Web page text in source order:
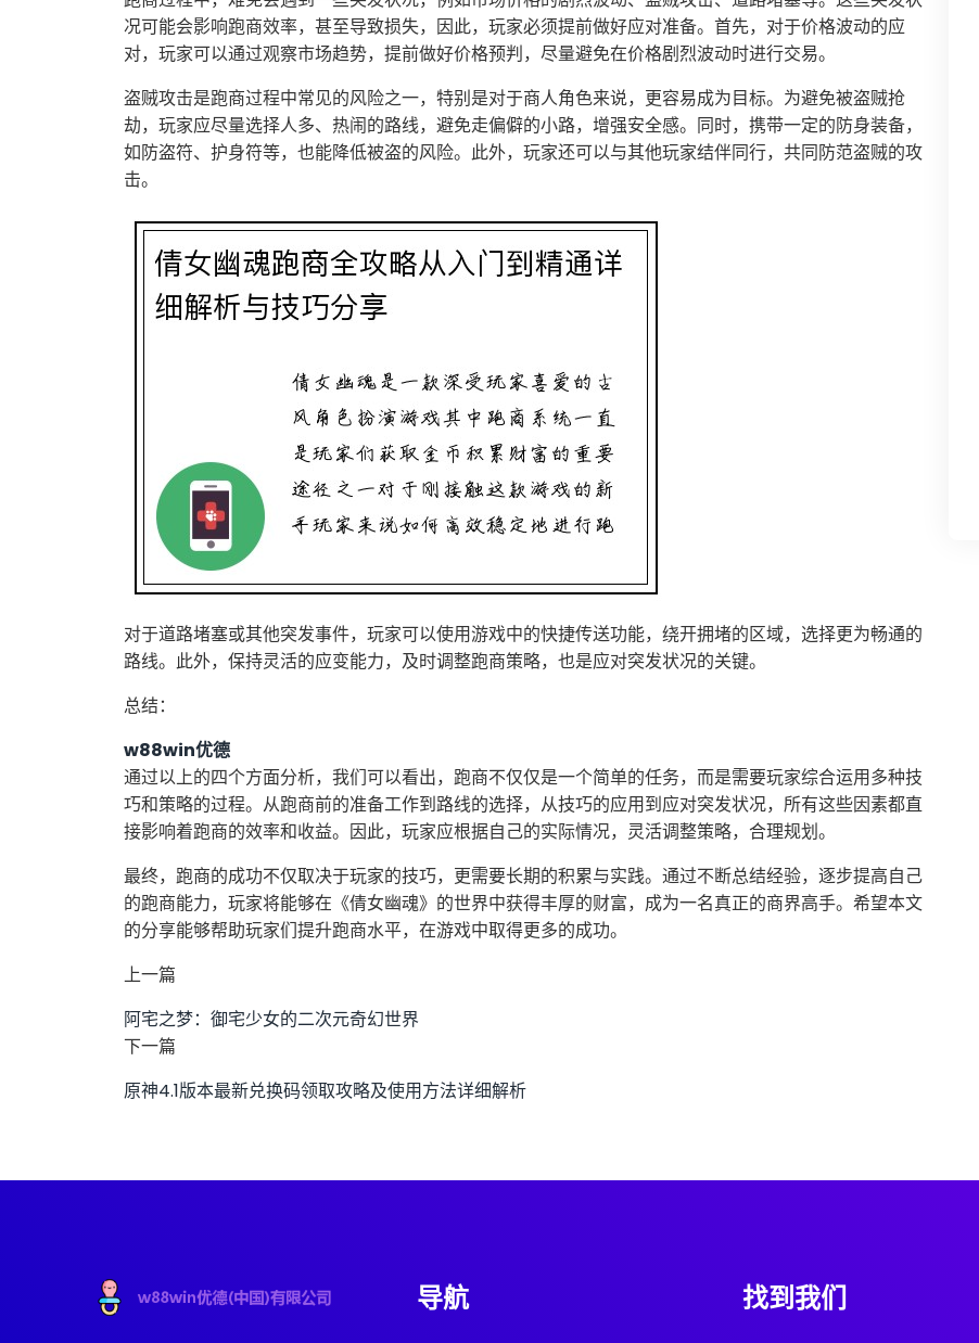
况可能会影响跑商效率，甚至导致损失，因此，玩家必须提前做好应对准备。首先，对于价格波动的应
对，玩家可以通过观察市场趋势，提前做好价格预判，尽量避免在价格剧烈波动时进行交易。
盗贼攻击是跑商过程中常见的风险之一，特别是对于商人角色来说，更容易成为目标。为避免被盗贼抢
劫，玩家应尽量选择人多、热闹的路线，避免走偏僻的小路，增强安全感。同时，携带一定的防身装备，
如防盗符、护身符等，也能降低被盗的风险。此外，玩家还可以与其他玩家结伴同行，共同防范盗贼的攻
击。
对于道路堵塞或其他突发事件，玩家可以使用游戏中的快捷传送功能，绕开拥堵的区域，选择更为畅通的
路线。此外，保持灵活的应变能力，及时调整跑商策略，也是应对突发状况的关键。
总结：
w88win优德
通过以上的四个方面分析，我们可以看出，跑商不仅仅是一个简单的任务，而是需要玩家综合运用多种技
巧和策略的过程。从跑商前的准备工作到路线的选择，从技巧的应用到应对突发状况，所有这些因素都直
接影响着跑商的效率和收益。因此，玩家应根据自己的实际情况，灵活调整策略，合理规划。
最终，跑商的成功不仅取决于玩家的技巧，更需要长期的积累与实践。通过不断总结经验，逐步提高自己
的跑商能力，玩家将能够在《倩女幽魂》的世界中获得丰厚的财富，成为一名真正的商界高手。希望本文
的分享能够帮助玩家们提升跑商水平，在游戏中取得更多的成功。
上一篇
阿宅之梦：御宅少女的二次元奇幻世界
下一篇
原神4.1版本最新兑换码领取攻略及使用方法详细解析
导航 找到我们